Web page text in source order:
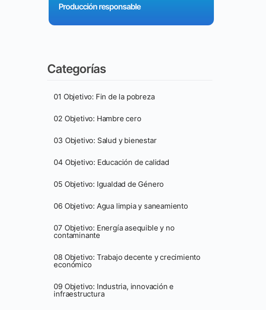
Producción responsable
Categorías
01 Objetivo: Fin de la pobreza
02 Objetivo: Hambre cero
03 Objetivo: Salud y bienestar
04 Objetivo: Educación de calidad
05 Objetivo: Igualdad de Género
06 Objetivo: Agua limpia y saneamiento
07 Objetivo: Energía asequible y no
contaminante
08 Objetivo: Trabajo decente y crecimiento
económico
09 Objetivo: Industria, innovación e
infraestructura